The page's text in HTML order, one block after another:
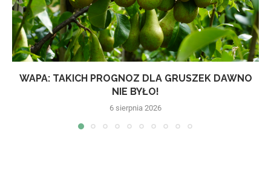
WAPA: TAKICH PROGNOZ DLA GRUSZEK DAWNO
NIE BYŁO!
6 sierpnia 2026